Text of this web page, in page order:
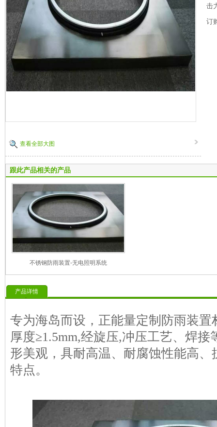
查看全部大图
击
订
跟此产品相关的产品
不锈钢防雨装置-无电照明系统
产品详情
专为海岛而设，正能量定制防雨装
厚度≥1.5mm,经旋压,冲压工艺、焊
形美观，具耐高温、耐腐蚀性能高
特点。